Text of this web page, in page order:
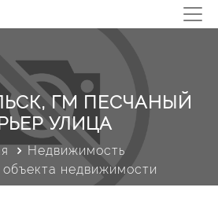
ГМ ПЕСЧАНЫЙ
УЛИЦА
Недвижимость
недвижимости